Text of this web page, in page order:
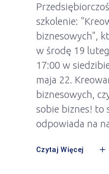
szkolenie:
biznesowych",
w środę 19
17:00 w
maja 22.
biznesowych,
sobie biznes! to
odpowiada na
Czytaj Więcej